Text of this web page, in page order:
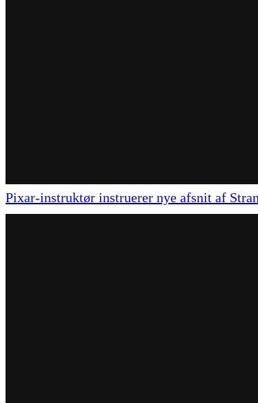
Pixar-instruktør instruerer nye afsnit af